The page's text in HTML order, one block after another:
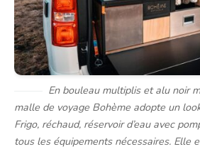
En bouleau multiplis et alu noir
malle de voyage Bohème adopte un
Frigo, réchaud, réservoir d’eau avec
tous les équipements nécessaires. Elle